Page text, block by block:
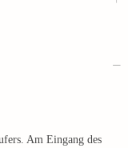
Am Eingang des